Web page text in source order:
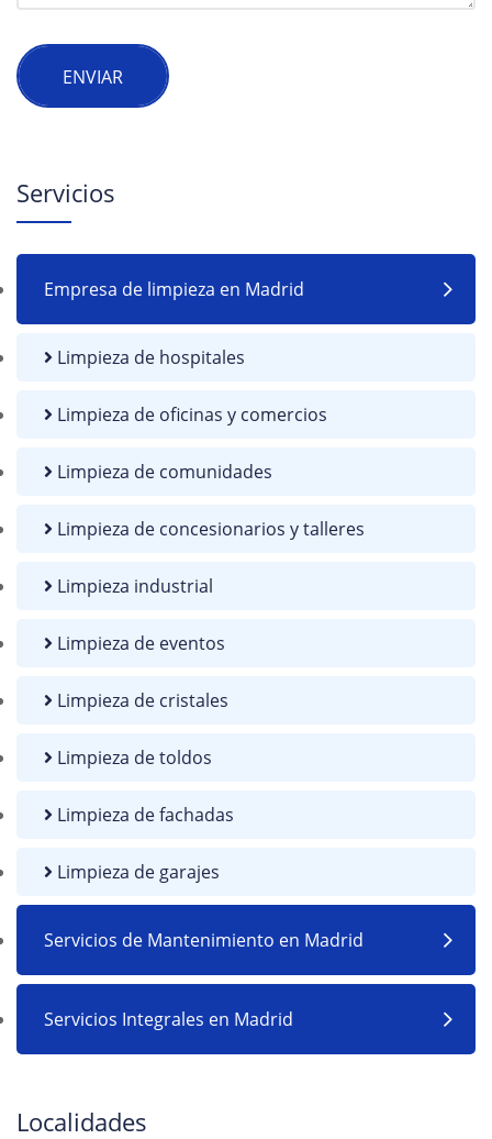
ENVIAR
Servicios
Empresa de limpieza en Madrid
Limpieza de hospitales
Limpieza de oficinas y comercios
Limpieza de comunidades
Limpieza de concesionarios y talleres
Limpieza industrial
Limpieza de eventos
Limpieza de cristales
Limpieza de toldos
Limpieza de fachadas
Limpieza de garajes
Servicios de Mantenimiento en Madrid
Servicios Integrales en Madrid
Localidades